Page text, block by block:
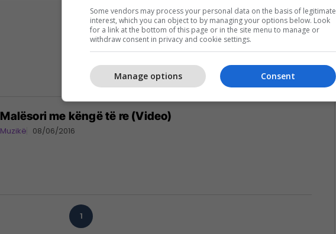
Malësori me këngë të re (Video)
Muzikë 08/06/2016
1
Some vendors may process your personal data on the basis of legitimate
interest, which you can object to by managing your options below. Look
for a link at the bottom of this page or in the site menu to manage or
withdraw consent in privacy and cookie settings.
Consent
Manage options